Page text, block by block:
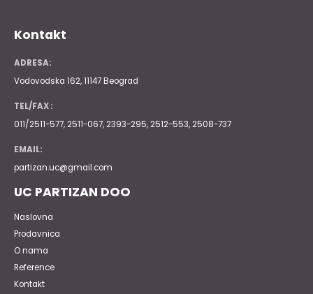
Kontakt
ADRESA:
Vodovodska 162, 11147 Beograd
TEL/FAX :
011/2511-577, 2511-067, 2393-295, 2512-553, 2508-737
EMAIL:
partizan.uc@gmail.com
UC PARTIZAN DOO
Naslovna
Prodavnica
O nama
Reference
Kontakt